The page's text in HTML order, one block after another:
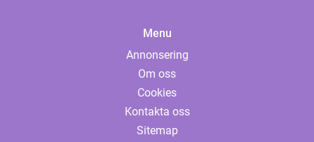
Menu
Annonsering
Om oss
Cookies
Kontakta oss
Sitemap